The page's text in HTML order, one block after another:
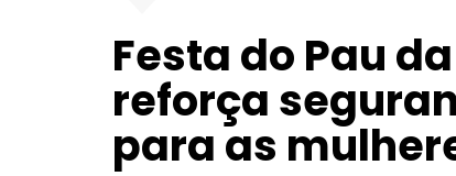
Festa do Pau
reforça
para as